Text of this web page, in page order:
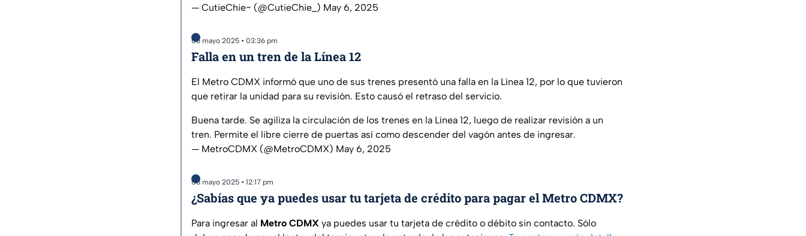
— CutieChie~ (@CutieChie_) May 6, 2025
06 mayo 2025 • 03:36 pm
Falla en un tren de la Línea 12
El Metro CDMX informó que uno de sus trenes presentó una falla en la Línea 12, por lo que tuvieron
que retirar la unidad para su revisión. Esto causó el retraso del servicio.
Buena tarde. Se agiliza la circulación de los trenes en la Línea 12, luego de realizar revisión a un
tren. Permite el libre cierre de puertas así como descender del vagón antes de ingresar.
— MetroCDMX (@MetroCDMX) May 6, 2025
06 mayo 2025 • 12:17 pm
¿Sabías que ya puedes usar tu tarjeta de crédito para pagar el Metro CDMX?
Para ingresar al Metro CDMX ya puedes usar tu tarjeta de crédito o débito sin contacto. Sólo